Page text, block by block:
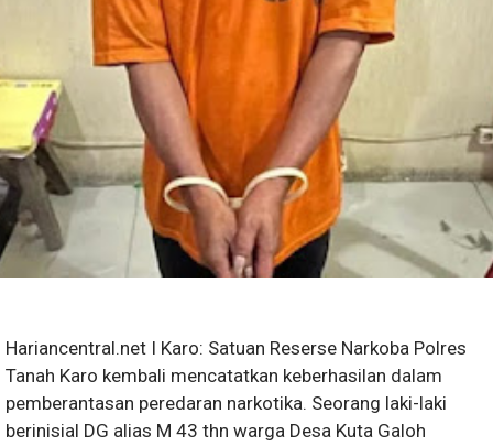
Hariancentral.net I Karo: Satuan Reserse Narkoba Polres
Tanah Karo kembali mencatatkan keberhasilan dalam
pemberantasan peredaran narkotika. Seorang laki-laki
berinisial DG alias M 43 thn warga Desa Kuta Galoh